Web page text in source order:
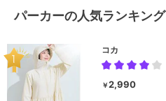
パーカーの人気ランキング
コカ
￥2,990